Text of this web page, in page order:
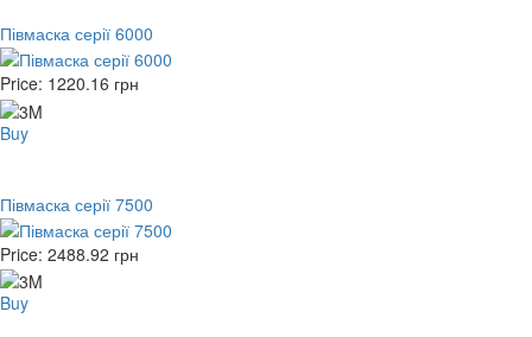
Півмаска серії 6000
Price: 1220.16 грн
Buy
Півмаска серії 7500
Price: 2488.92 грн
Buy